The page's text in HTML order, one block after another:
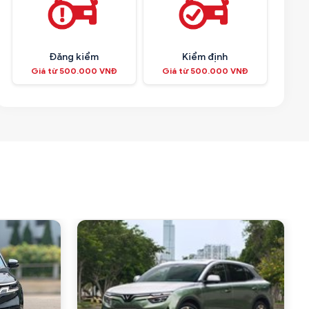
Đăng kiểm
Giá từ 500.000 VNĐ
Kiểm định
Giá từ 500.000 VNĐ